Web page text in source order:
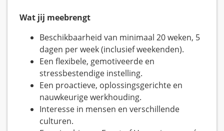
Wat jij meebrengt
Beschikbaarheid van minimaal 20 weken, 5
dagen per week (inclusief weekenden).
Een flexibele, gemotiveerde en
stressbestendige instelling.
Een proactieve, oplossingsgerichte en
nauwkeurige werkhouding.
Interesse in mensen en verschillende
culturen.